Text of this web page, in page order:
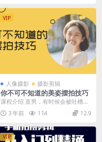
VIP
人像摄影 摄影剪辑
你不可不知道的美姿摆拍技巧
课程介绍 直男，有时候会被吐槽拍
照技术太烂。不过，远没有那些妹
子吐槽的，被男票拍...
3 年前 114 12.9
VIP